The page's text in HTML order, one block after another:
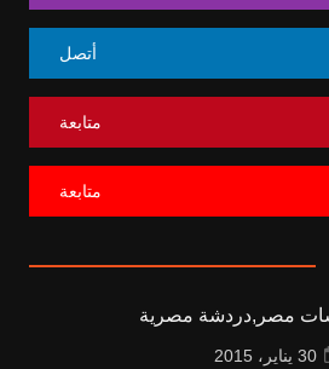
أتصل
متابعة
متابعة
مصر,دردشة مصرية
30 يناير، 2015